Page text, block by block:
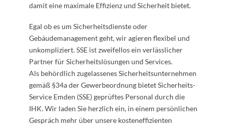
damit eine maximale Effizienz und Sicherheit bietet.
Egal ob es um Sicherheitsdienste oder
Gebäudemanagement geht, wir agieren flexibel und
unkompliziert. SSE ist zweifellos ein verlässlicher
Partner für Sicherheitslösungen und Services.
Als behördlich zugelassenes Sicherheitsunternehmen
gemäß §34a der Gewerbeordnung bietet Sicherheits-
Service Emden (SSE) geprüftes Personal durch die
IHK. Wir laden Sie herzlich ein, in einem persönlichen
Gespräch mehr über unsere kosteneffizienten